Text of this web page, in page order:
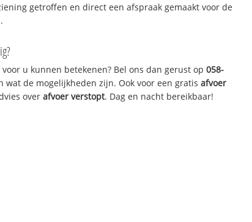
getroffen en direct een afspraak gemaakt voor de
u kunnen betekenen? Bel ons dan gerust op058-
wat de mogelijkheden zijn. Ook voor een gratisafvoer
overafvoer verstopt. Dag en nacht bereikbaar!